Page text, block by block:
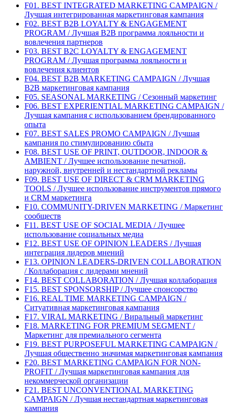
F01. BEST INTEGRATED MARKETING CAMPAIGN /
Лучшая интегрированная маркетинговая кампания
F02. BEST B2B LOYALTY & ENGAGEMENT
PROGRAM / Лучшая B2B программа лояльности и
вовлечения партнеров
F03. BEST B2C LOYALTY & ENGAGEMENT
PROGRAM / Лучшая программа лояльности и
вовлечения клиентов
F04. BEST B2B MARKETING CAMPAIGN / Лучшая
B2B маркетинговая кампания
F05. SEASONAL MARKETING / Сезонный маркетинг
F06. BEST EXPERIENTIAL MARKETING CAMPAIGN /
Лучшая кампания с использованием брендированного
опыта
F07. BEST SALES PROMO CAMPAIGN / Лучшая
кампания по стимулированию сбыта
F08. BEST USE OF PRINT, OUTDOOR, INDOOR &
AMBIENT / Лучшее использование печатной,
наружной, внутренней и нестандартной рекламы
F09. BEST USE OF DIRECT & CRM MARKETING
TOOLS / Лучшее использование инструментов прямого
и CRM маркетинга
F10. COMMUNITY-DRIVEN MARKETING / Маркетинг
сообществ
F11. BEST USE OF SOCIAL MEDIA / Лучшее
использование социальных медиа
F12. BEST USE OF OPINION LEADERS / Лучшая
интеграция лидеров мнений
F13. OPINION LEADERS-DRIVEN COLLABORATION
/ Коллаборация с лидерами мнений
F14. BEST COLLABORATION / Лучшая коллаборация
F15. BEST SPONSORSHIP / Лучшее спонсорство
F16. REAL TIME MARKETING CAMPAIGN /
Ситуативная маркетинговая кампания
F17. VIRAL MARKETING / Виральный маркетинг
F18. MARKETING FOR PREMIUM SEGMENT /
Маркетинг для премиального сегмента
F19. BEST PURPOSEFUL MARKETING CAMPAIGN /
Лучшая общественно значимая маркетинговая кампания
F20. BEST MARKETING CAMPAIGN FOR NON-
PROFIT / Лучшая маркетинговая кампания для
некоммерческой организации
F21. BEST UNCONVENTIONAL MARKETING
CAMPAIGN / Лучшая нестандартная маркетинговая
кампания